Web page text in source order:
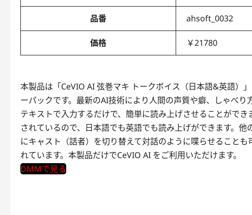
品番 ahsoft_0032
価格 ￥21780
本製品は「CeVIO AI 弦巻マキ トークボイス（日本語&英語）
ーパックです。最新のAI技術により人間の声質や癖、しゃべ
テキストで入力するだけで、簡単に読み上げさせることがで
されているので、日本語でも英語でも読み上げができます。
にキャスト（話者）を切り替えて対話のように喋らせること
れています。本製品だけでCeVIO AI をご利用いただけます。
DMMで見る